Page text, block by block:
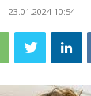
- 23.01.2024 10:54